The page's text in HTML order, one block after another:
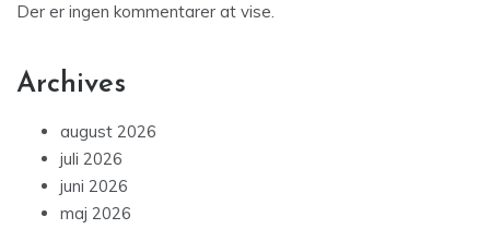
Der er ingen kommentarer at vise.
Archives
august 2026
juli 2026
juni 2026
maj 2026